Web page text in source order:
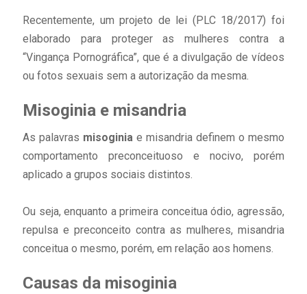
Recentemente, um projeto de lei (PLC 18/2017) foi
elaborado para proteger as mulheres contra a
“Vingança Pornográfica”, que é a divulgação de vídeos
ou fotos sexuais sem a autorização da mesma.
Misoginia e misandria
As palavras misoginia e misandria definem o mesmo
comportamento preconceituoso e nocivo, porém
aplicado a grupos sociais distintos.
Ou seja, enquanto a primeira conceitua ódio, agressão,
repulsa e preconceito contra as mulheres, misandria
conceitua o mesmo, porém, em relação aos homens.
Causas da misoginia